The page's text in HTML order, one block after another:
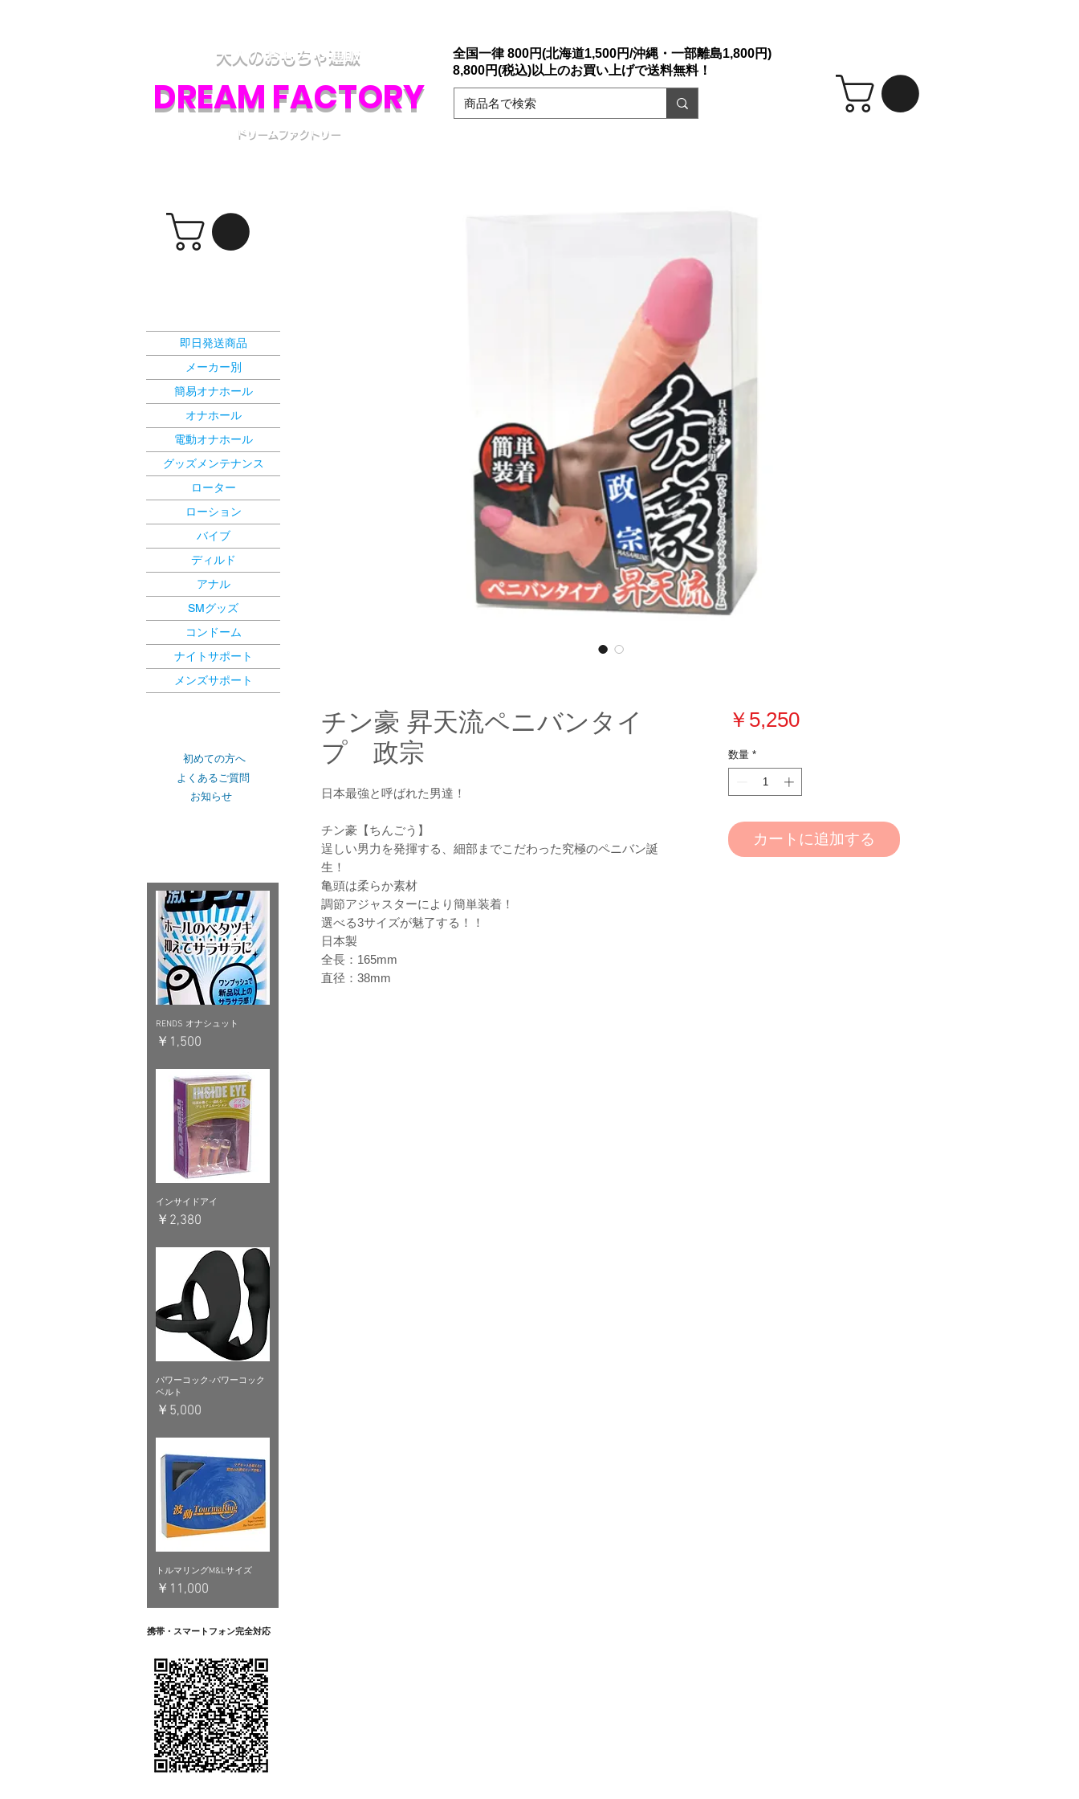
大人のおもちゃ通販
DREAM FACTORY
全国一律 800円(北海道1,500円/沖縄・一部離島1,800円)
8,800円(税込)以上のお買い上げで送料無料！
ドリームファクトリー
チン豪 昇天流ペニバンタイ
プ 政宗
日本最強と呼ばれた男達！
チン豪【ちんごう】
逞しい男力を発揮する、細部までこだわった究極のペニバン誕
生！
亀頭は柔らか素材
調節アジャスターにより簡単装着！
選べる3サイズが魅了する！！
日本製
全長：165mm
直径：38mm
￥5,250価
数量 *
カートに追加する
即日発送商品
メーカー別
簡易オナホール
オナホール
電動オナホール
グッズメンテナンス
ローター
ローション
バイブ
ディルド
アナル
SMグッズ
コンドーム
ナイトサポート
メンズサポート
RENDS オナシュット
価格
￥1,500
インサイドアイ
価格
￥2,380
パワーコック-パワーコック
ベルト
価格
￥5,000
トルマリングM&Lサイズ
価格
￥11,000
携帯・スマートフォン完全対応
初めての方へ
よくあるご質問
お知らせ